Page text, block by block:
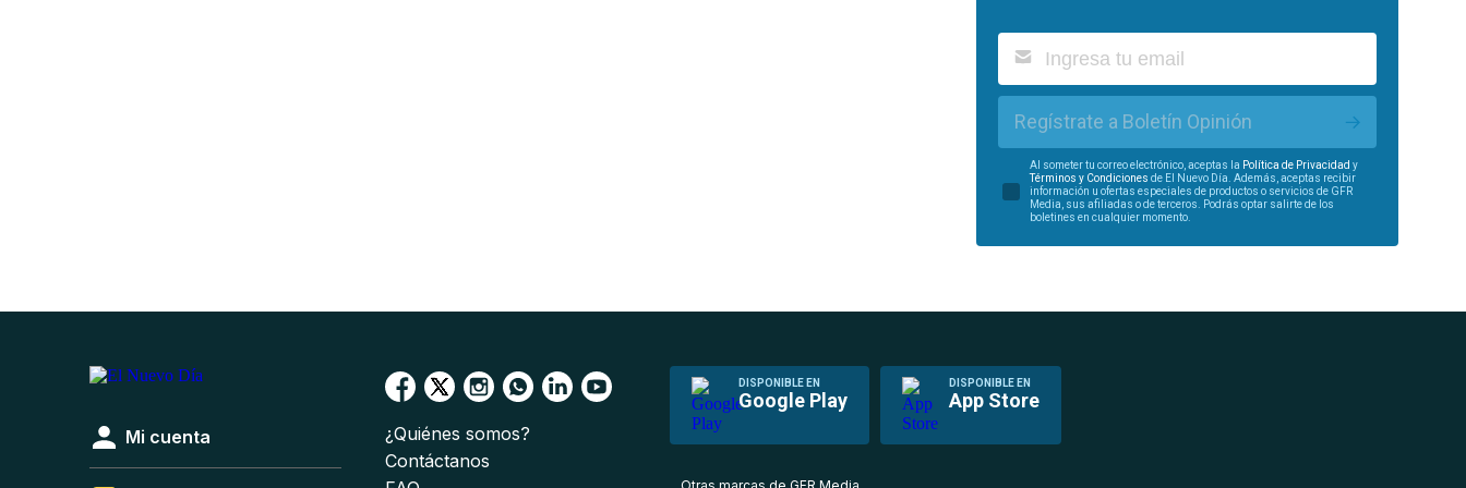
Regístrate a Boletín Opinión
Al someter tu correo electrónico, aceptas la Política de Privacidad y
Términos y Condiciones de El Nuevo Día. Además, aceptas recibir
información u ofertas especiales de productos o servicios de GFR
Media, sus afiliadas o de terceros. Podrás optar salirte de los
boletines en cualquier momento.
DISPONIBLE EN
Google Play
DISPONIBLE EN
App Store
Mi cuenta
¿Quiénes somos?
Contáctanos